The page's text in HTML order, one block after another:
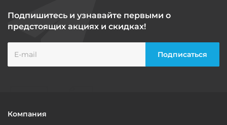
Подпишитесь и узнавайте первыми о
предстоящих акциях и скидках!
Компания